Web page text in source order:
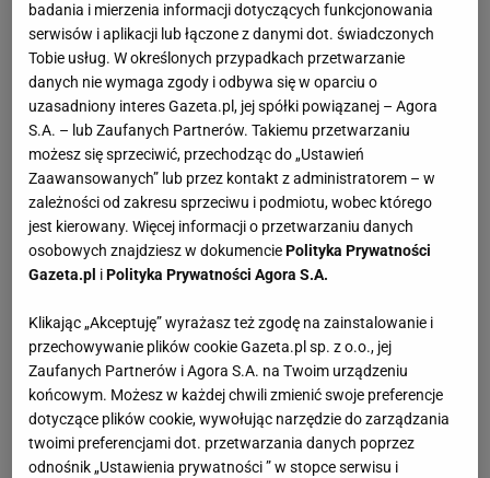
Kompaktowa bieżnia do małego mieszkania.
Ten sprzęt mieści się pod łóżko
Trymer czy golarka, a może jednorazówka?
Jedno urządzenie rzadko wystarcza
Nie czekaj, aż będzie za późno. To może
oznaczać, że szkoła przestała służyć dziecku
MATERIAŁ PROMOCYJNY
nowo pokochali vinyle
Ta zastawa wygląda jak ze stołu syreny. Morskie
inspiracje idealne na lato 2026
badania i mierzenia informacji dotyczących funkcjonowania
serwisów i aplikacji lub łączone z danymi dot. świadczonych
Tobie usług. W określonych przypadkach przetwarzanie
danych nie wymaga zgody i odbywa się w oparciu o
uzasadniony interes Gazeta.pl, jej spółki powiązanej – Agora
S.A. – lub Zaufanych Partnerów. Takiemu przetwarzaniu
możesz się sprzeciwić, przechodząc do „Ustawień
Zaawansowanych” lub przez kontakt z administratorem – w
zależności od zakresu sprzeciwu i podmiotu, wobec którego
jest kierowany. Więcej informacji o przetwarzaniu danych
osobowych znajdziesz w dokumenciePolityka Prywatności
Gazeta.pl iPolityka Prywatności Agora S.A.
Klikając „Akceptuję” wyrażasz też zgodę na zainstalowanie i
przechowywanie plików cookie Gazeta.pl sp. z o.o., jej
Zaufanych Partnerów i Agora S.A. na Twoim urządzeniu
końcowym. Możesz w każdej chwili zmienić swoje preferencje
dotyczące plików cookie, wywołując narzędzie do zarządzania
twoimi preferencjami dot. przetwarzania danych poprzez
odnośnik „Ustawienia prywatności ” w stopce serwisu i